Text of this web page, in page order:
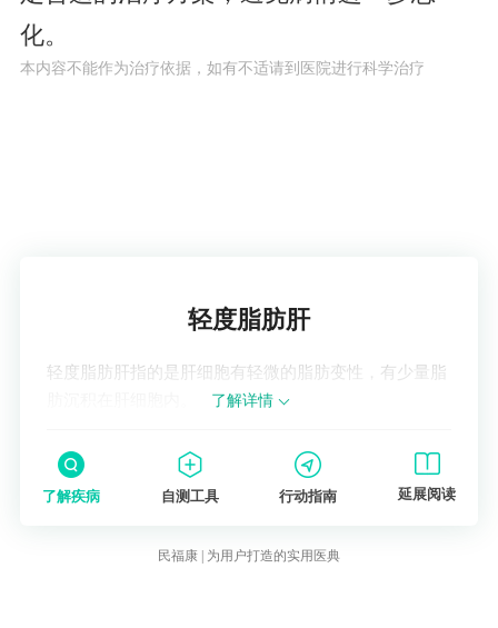
化。
本内容不能作为治疗依据，如有不适请到医院进行科学治疗
轻度脂肪肝
轻度脂肪肝指的是肝细胞有轻微的脂肪变性，有少量脂
了解详情
了解疾病 自测工具 行动指南 延展阅读
民福康 | 为用户打造的实用医典